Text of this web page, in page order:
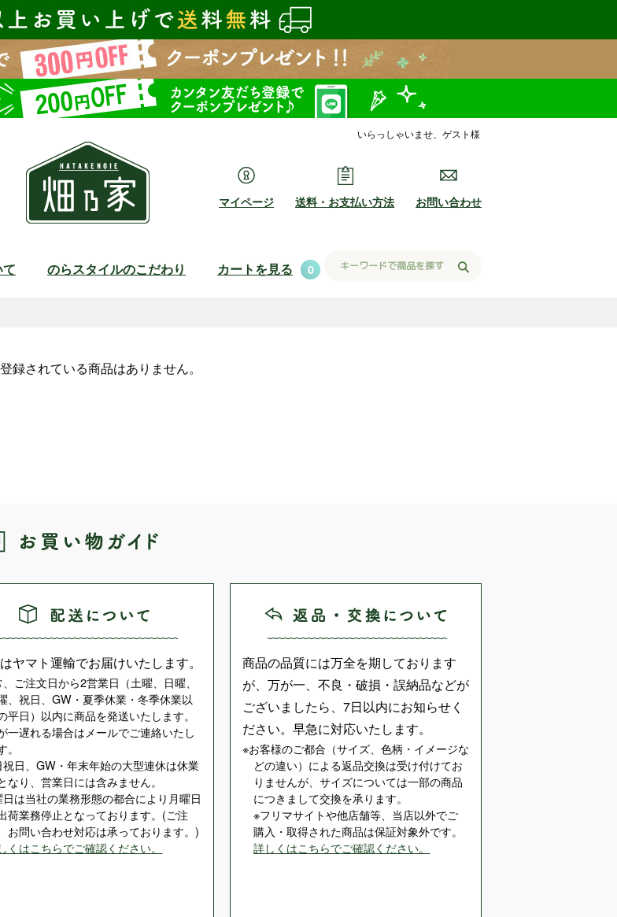
いらっしゃいませ、ゲスト様
マイページ 送料・お支払い方法 お問い合わせ
のらスタイルのこだわり カートを見る 0
検索
録されている商品はありません。
ヤマト運輸でお届けいたします。
ご注文日から2営業日（土曜、日曜、
、祝日、GW・夏季休業・冬季休業以
平日）以内に商品を発送いたします。
一遅れる場合はメールでご連絡いたし
。
祝日、GW・年末年始の大型連休は休業
なり、営業日には含みません。
日は当社の業務形態の都合により月曜日
荷業務停止となっております。(ご注
お問い合わせ対応は承っております。)
くはこちらでご確認ください。
商品の品質には万全を期しております
が、万が一、不良・破損・誤納品などが
ございましたら、7日以内にお知らせく
ださい。早急に対応いたします。
お客様のご都合（サイズ、色柄・イメージな
どの違い）による返品交換は受け付けてお
りませんが、サイズについては一部の商品
につきまして交換を承ります。
※フリマサイトや他店舗等、当店以外でご
購入・取得された商品は保証対象外です。
詳しくはこちらでご確認ください。